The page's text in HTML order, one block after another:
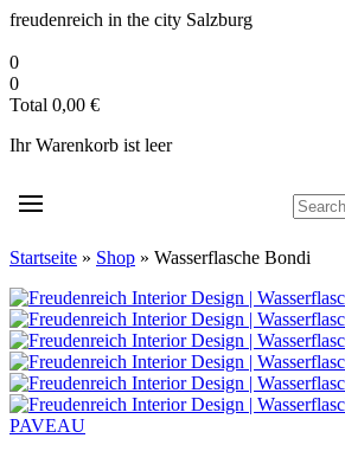
Zum
springen
freudenreich in the city Salzburg
0
0
Total 0,00 €
Ihr Warenkorb ist leer
Startseite » Shop » Wasserflasche Bondi
PAVEAU